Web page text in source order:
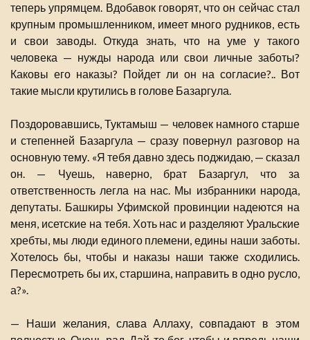
теперь упрямцем. Вдобавок говорят, что он сейчас стал
крупным промышленником, имеет много рудников, есть
и свои заводы. Откуда знать, что на уме у такого
человека — нужды народа или свои личные заботы?
Каковы его наказы? Пойдет ли он на согласие?.. Вот
такие мысли крутились в голове Базаргула.
Поздоровавшись, Туктамыш — человек намного старше
и степенней Базаргула — сразу повернул разговор на
основную тему. «Я тебя давно здесь поджидаю, — сказал
он. — Чуешь, наверно, брат Базаргул, что за
ответственность легла на нас. Мы избранники народа,
депутаты. Башкиры Уфимской провинции надеются на
меня, исетские на тебя. Хоть нас и разделяют Уральские
хребты, мы люди единого племени, едины наши заботы.
Хотелось бы, чтобы и наказы наши также сходились.
Пересмотреть бы их, старшина, направить в одно русло,
а?».
— Наши желания, слава Аллаху, совпадают в этом